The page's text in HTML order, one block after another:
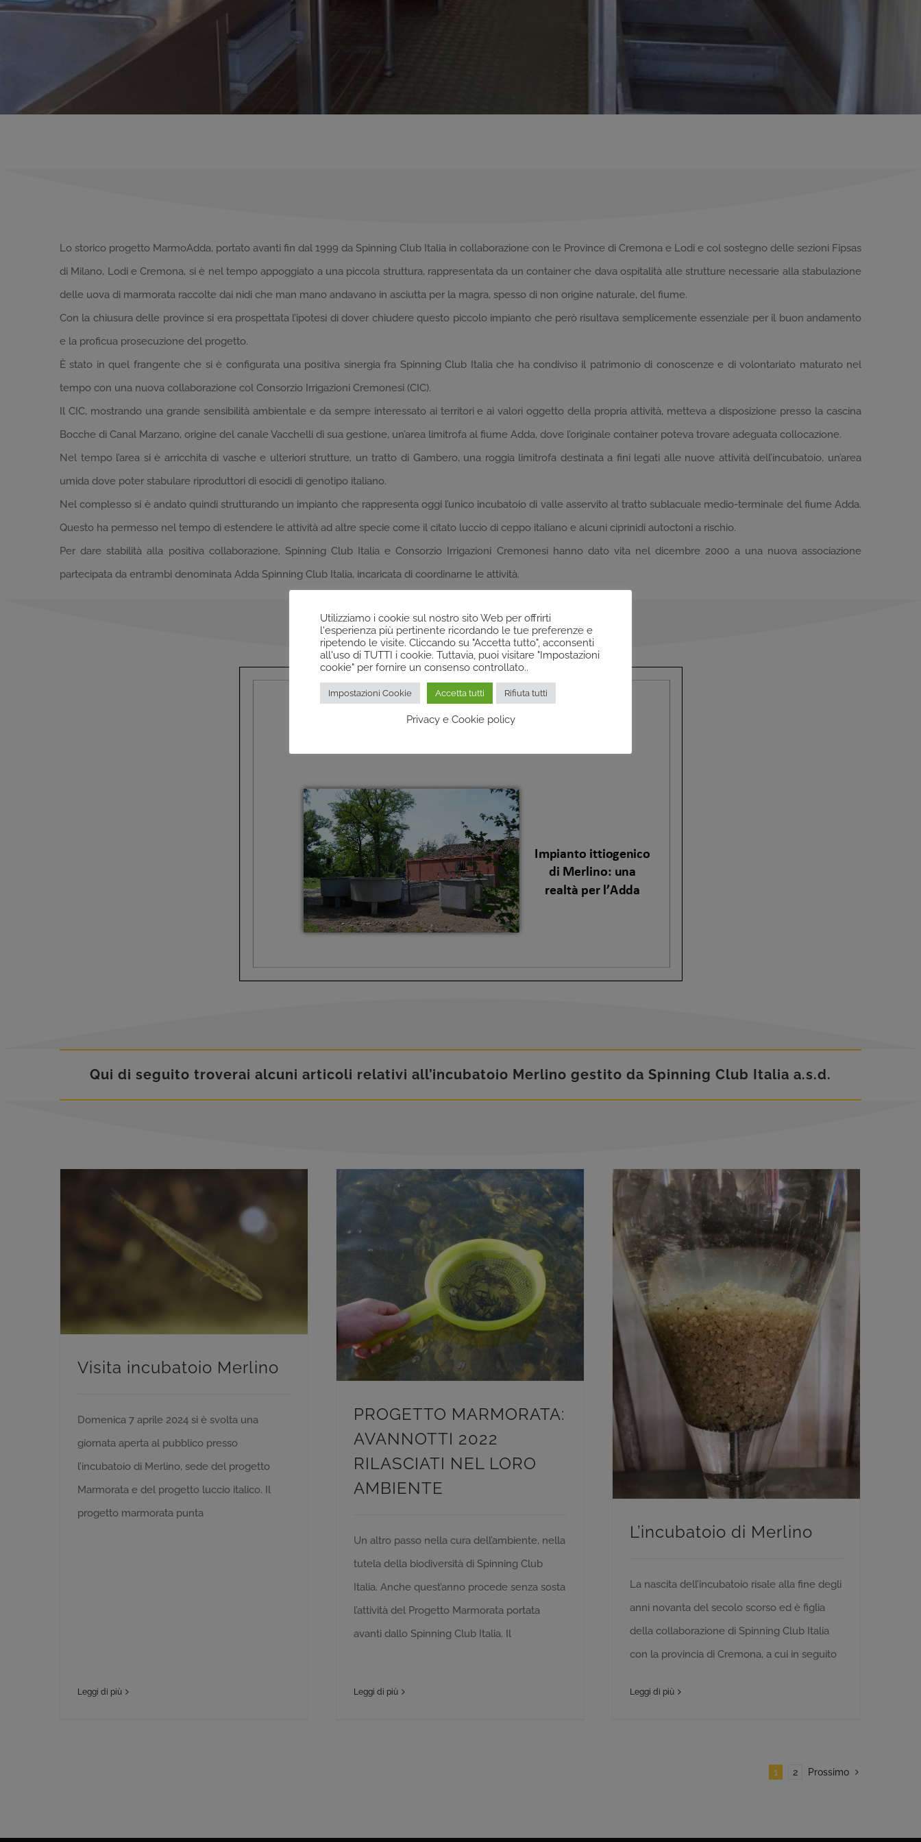
Lo storico progetto MarmoAdda, portato avanti fin dal 1999 da Spinning Club Italia in collaborazione con le Province di Cremona e Lodi e col sostegno delle sezioni Fipsas
di Milano, Lodi e Cremona, si è nel tempo appoggiato a una piccola struttura, rappresentata da un container che dava ospitalità alle strutture necessarie alla stabulazione
delle uova di marmorata raccolte dai nidi che man mano andavano in asciutta per la magra, spesso di non origine naturale, del fiume.
Con la chiusura delle province si era prospettata l’ipotesi di dover chiudere questo piccolo impianto che però risultava semplicemente essenziale per il buon andamento
e la proficua prosecuzione del progetto.
È stato in quel frangente che si è configurata una positiva sinergia fra Spinning Club Italia che ha condiviso il patrimonio di conoscenze e di volontariato maturato nel
tempo con una nuova collaborazione col Consorzio Irrigazioni Cremonesi (CIC).
Il CIC, mostrando una grande sensibilità ambientale e da sempre interessato ai territori e ai valori oggetto della propria attività, metteva a disposizione presso la cascina
Bocche di Canal Marzano, origine del canale Vacchelli di sua gestione, un’area limitrofa al fiume Adda, dove l’originale container poteva trovare adeguata collocazione.
Nel tempo l’area si è arricchita di vasche e ulteriori strutture, un tratto di Gambero, una roggia limitrofa destinata a fini legati alle nuove attività dell’incubatoio, un’area
umida dove poter stabulare riproduttori di esocidi di genotipo italiano.
Nel complesso si è andato quindi strutturando un impianto che rappresenta oggi l’unico incubatoio di valle asservito al tratto sublacuale medio-terminale del fiume Adda.
Questo ha permesso nel tempo di estendere le attività ad altre specie come il citato luccio di ceppo italiano e alcuni ciprinidi autoctoni a rischio.
Per dare stabilità alla positiva collaborazione, Spinning Club Italia e Consorzio Irrigazioni Cremonesi hanno dato vita nel dicembre 2000 a una nuova associazione
partecipata da entrambi denominata Adda Spinning Club Italia, incaricata di coordinarne le attività.
Qui di seguito troverai alcuni articoli relativi all’incubatoio Merlino gestito da Spinning Club Italia a.s.d.
Visita incubatoio Merlino
Domenica 7 aprile 2024 si è svolta una
giornata aperta al pubblico presso
l’incubatoio di Merlino, sede del progetto
Marmorata e del progetto luccio italico. Il
progetto marmorata punta
Leggi di più
PROGETTO MARMORATA:
AVANNOTTI 2022
RILASCIATI NEL LORO
AMBIENTE
Un altro passo nella cura dell’ambiente, nella
tutela della biodiversità di Spinning Club
Italia. Anche quest’anno procede senza sosta
l’attività del Progetto Marmorata portata
avanti dallo Spinning Club Italia. Il
Leggi di più
L’incubatoio di Merlino
La nascita dell’incubatoio risale alla fine degli
anni novanta del secolo scorso ed è figlia
della collaborazione di Spinning Club Italia
con la provincia di Cremona, a cui in seguito
Leggi di più
1 2 Prossimo
Utilizziamo i cookie sul nostro sito Web per offrirti
l'esperienza più pertinente ricordando le tue preferenze e
ripetendo le visite. Cliccando su "Accetta tutto", acconsenti
all'uso di TUTTI i cookie. Tuttavia, puoi visitare "Impostazioni
cookie" per fornire un consenso controllato..
Impostazioni Cookie Accetta tutti Rifiuta tutti
Privacy e Cookie policy